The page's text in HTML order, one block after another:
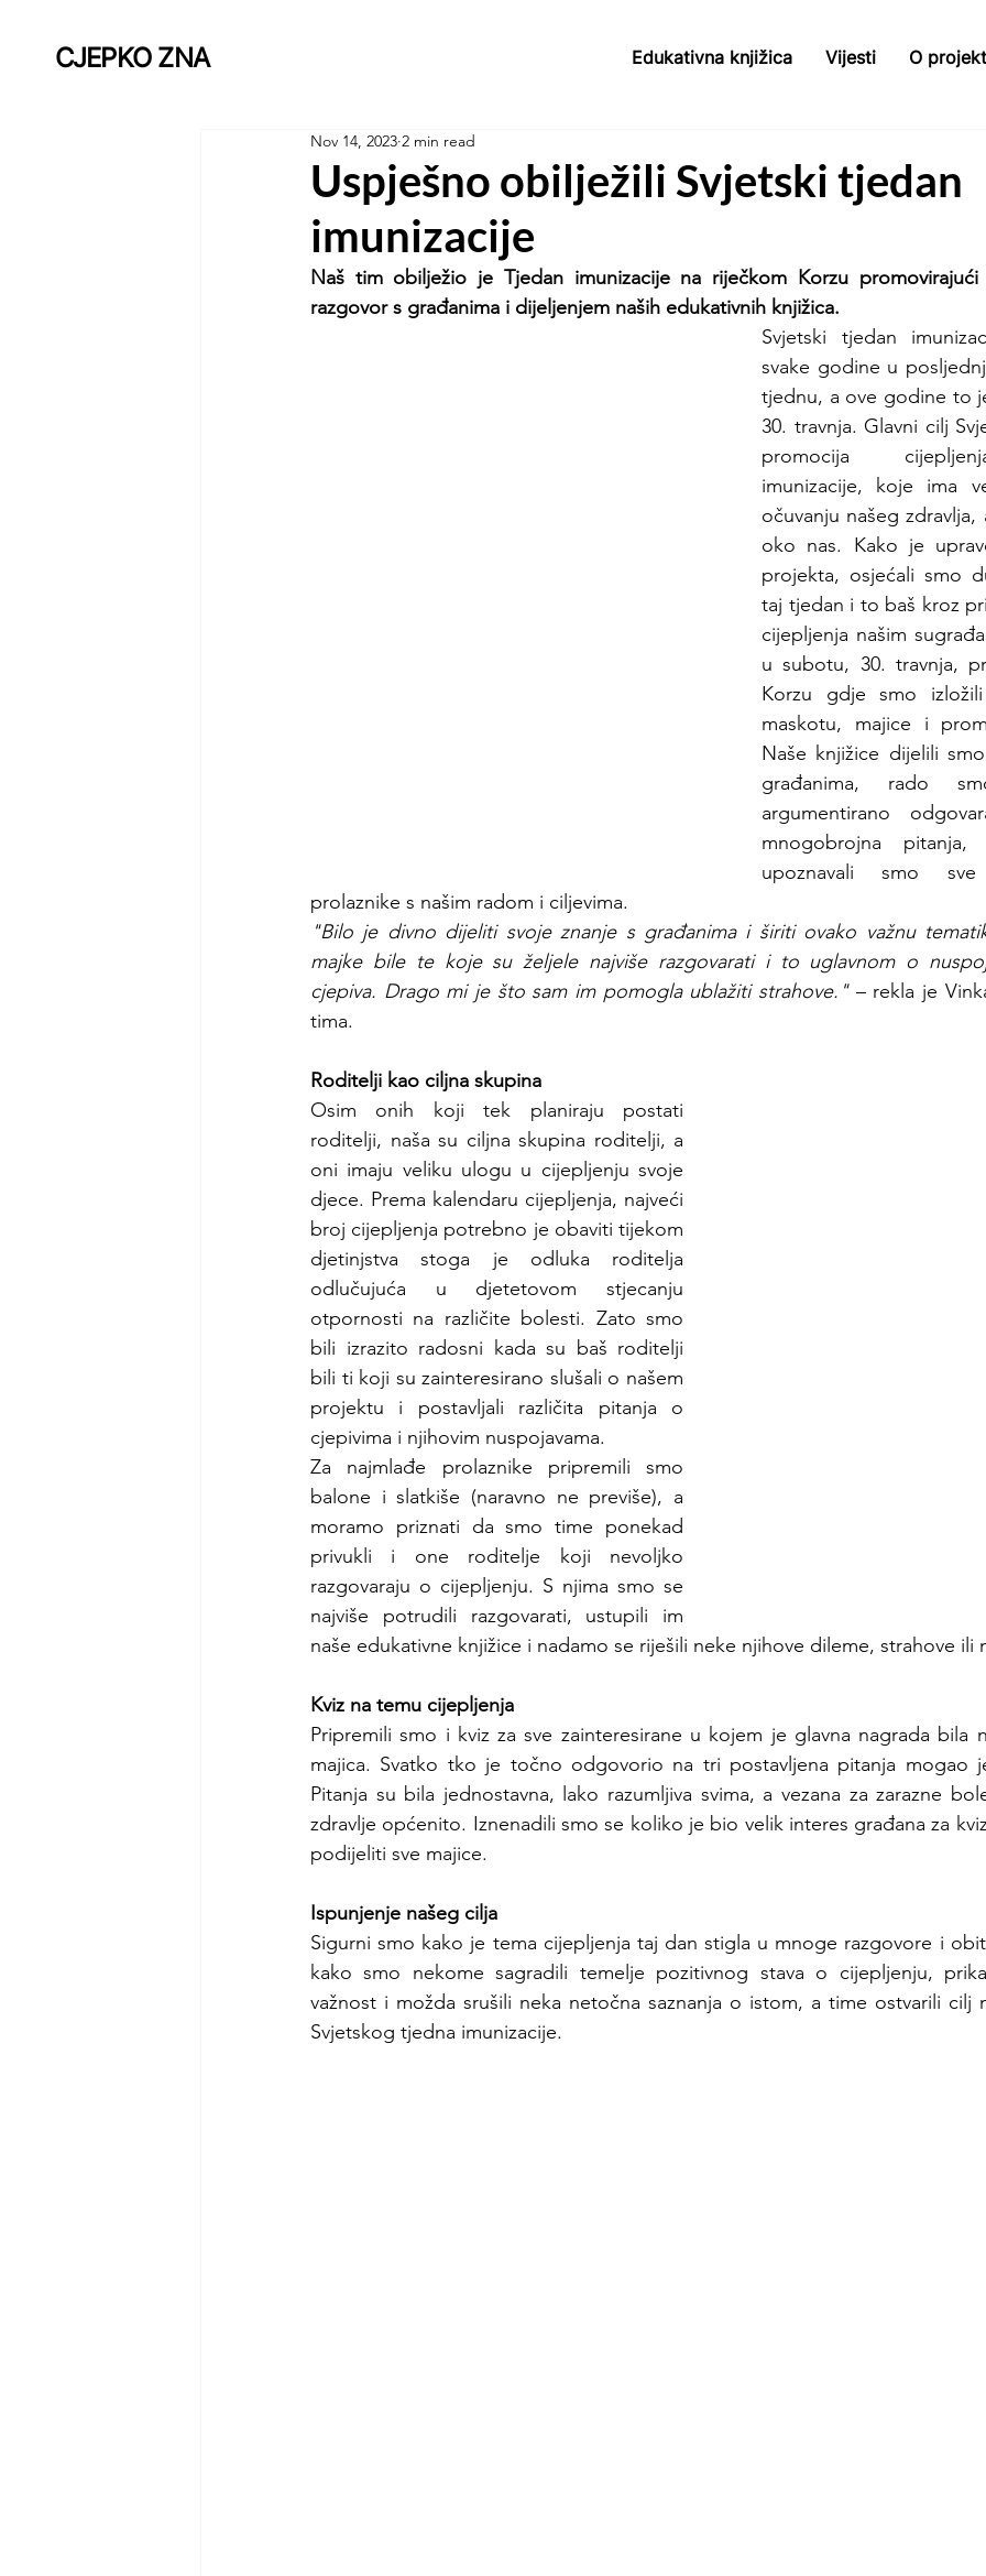
CJEPKO ZNA Edukativna knjižica Vijesti O
Uspješno obilježili Svjetski tjedan
imunizacije
Nov 14, 2023 2 min read
Naš tim obilježio je Tjedan imunizacije na riječkom Korzu
razgovor s građanima i dijeljenjem naših edukativnih knjižica.
Svjetski tjedan
svake godine u
tjednu, a ove godine to
30. travnja. Glavni cilj
promocija
imunizacije, koje ima
očuvanju našeg zdravlja,
oko nas. Kako je
projekta, osjećali smo
taj tjedan i to baš kroz
cijepljenja našim
u subotu, 30. travnja,
Korzu gdje smo
maskotu, majice i
Naše knjižice dijelili
građanima, rado
argumentirano
mnogobrojna
upoznavali smo sve
prolaznike s našim radom i ciljevima.
"Bilo je divno dijeliti svoje znanje s građanima i širiti ovako važnu
majke bile te koje su željele najviše razgovarati i to uglavnom o
cjepiva. Drago mi je što sam im pomogla ublažiti strahove." – rekla je
tima.
Roditelji kao ciljna skupina
Osim onih koji tek planiraju postati
roditelji, naša su ciljna skupina roditelji, a
oni imaju veliku ulogu u cijepljenju svoje
djece. Prema kalendaru cijepljenja, najveći
broj cijepljenja potrebno je obaviti tijekom
djetinjstva stoga je odluka roditelja
odlučujuća u djetetovom stjecanju
otpornosti na različite bolesti. Zato smo
bili izrazito radosni kada su baš roditelji
bili ti koji su zainteresirano slušali o našem
projektu i postavljali različita pitanja o
cjepivima i njihovim nuspojavama.
Za najmlađe prolaznike pripremili smo
balone i slatkiše (naravno ne previše), a
moramo priznati da smo time ponekad
privukli i one roditelje koji nevoljko
razgovaraju o cijepljenju. S njima smo se
najviše potrudili razgovarati, ustupili im
naše edukativne knjižice i nadamo se riješili neke njihove dileme, strahove ili
Kviz na temu cijepljenja
Pripremili smo i kviz za sve zainteresirane u kojem je glavna nagrada bila
majica. Svatko tko je točno odgovorio na tri postavljena pitanja mogao
Pitanja su bila jednostavna, lako razumljiva svima, a vezana za zarazne
zdravlje općenito. Iznenadili smo se koliko je bio velik interes građana za
podijeliti sve majice.
Ispunjenje našeg cilja
Sigurni smo kako je tema cijepljenja taj dan stigla u mnoge razgovore i
kako smo nekome sagradili temelje pozitivnog stava o cijepljenju,
važnost i možda srušili neka netočna saznanja o istom, a time ostvarili cilj
Svjetskog tjedna imunizacije.